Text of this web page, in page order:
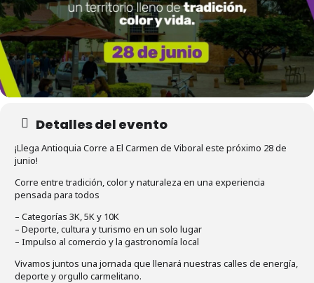
Detalles del evento
¡Llega Antioquia Corre a El Carmen de Viboral este próximo 28 de
junio!
Corre entre tradición, color y naturaleza en una experiencia
pensada para todos
– Categorías 3K, 5K y 10K
– Deporte, cultura y turismo en un solo lugar
– Impulso al comercio y la gastronomía local
Vivamos juntos una jornada que llenará nuestras calles de energía,
deporte y orgullo carmelitano.